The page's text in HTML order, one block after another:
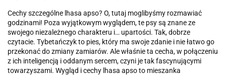
Cechy szczególne lhasa apso? O, tutaj moglibyśmy rozmawiać
godzinami! Poza wyjątkowym wyglądem, te psy są znane ze
swojego niezależnego charakteru i… upartości. Tak, dobrze
czytacie. Tybetańczyk to pies, który ma swoje zdanie i nie łatwo go
przekonać do zmiany zamiarów. Ale właśnie ta cecha, w połączeniu
z ich inteligencją i oddanym sercem, czyni je tak fascynującymi
towarzyszami. Wygląd i cechy lhasa apso to mieszanka